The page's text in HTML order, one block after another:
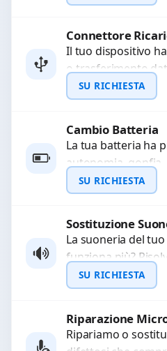
problemi come
Richiedi
Connettore
Il tuo dispositivo
o trasferimento
sostituiamo
rotti, allentati,
SU RICHIESTA
Richiedi
Cambio Batteria
La tua batteria ha
autonomia,
lenta o cicli di
Sostituiamo la...
SU RICHIESTA
Richiedi
Sostituzione
La suoneria del
funziona più?
a moduli audio
precisi e
SU RICHIESTA
Richiedi
Riparazione
Ripariamo o